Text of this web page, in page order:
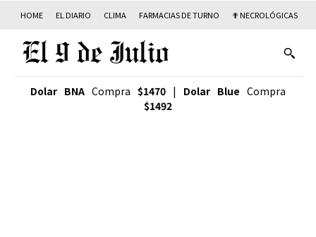
HOME EL DIARIO CLIMA FARMACIAS DE TURNO ✟ NECROLÓGICAS
Dolar BNA Compra $1470 | Dolar Blue Compra
$1492